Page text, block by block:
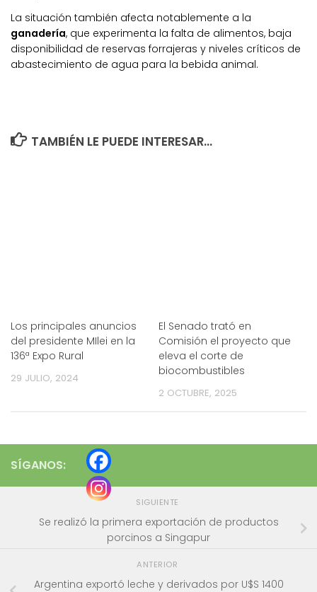
La situación también afecta notablemente a la
ganadería, que experimenta la falta de alimentos, baja
disponibilidad de reservas forrajeras y niveles críticos de
abastecimiento de agua para la bebida animal.
TAMBIÉN LE PUEDE INTERESAR...
Los principales anuncios
del presidente MIlei en la
136ª Expo Rural
29 JULIO, 2024
El Senado trató en
Comisión el proyecto que
eleva el corte de
biocombustibles
2 OCTUBRE, 2025
SÍGANOS:
SIGUIENTE
Se realizó la primera exportación de productos
porcinos a Singapur
ANTERIOR
Argentina exportó leche y derivados por U$S 1400